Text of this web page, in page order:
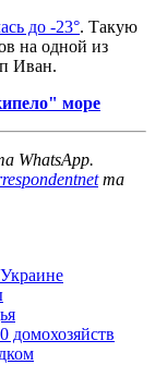
до -23°. Такую
на одной из
Иван.
море
WhatsApp.
та
домохозяйств